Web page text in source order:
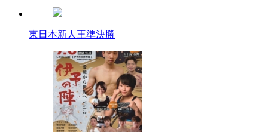
東日本新人王準決勝